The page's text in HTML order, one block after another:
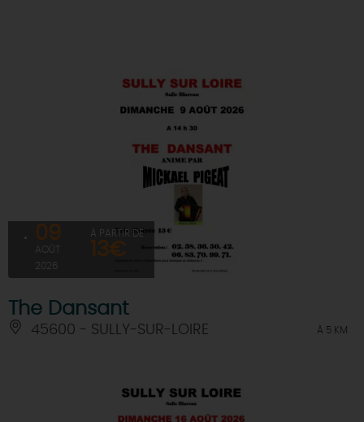
TOUT L'AGENDA
09
AOÛT
2026
À PARTIR DE
13€
The Dansant
45600 - SULLY-SUR-LOIRE À 5 KM